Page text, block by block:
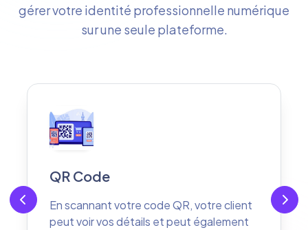
gérer votre identité professionnelle numérique
sur une seule plateforme.
Vos réseaux sociaux
Votre client peut vous suivre sur vos
différents réseaux sociaux